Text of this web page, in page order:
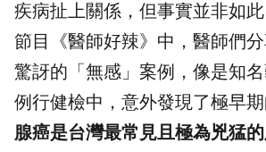
疾病扯上關係，但事實並非如
節目《醫師好辣》中，醫師們
驚訝的「無感」案例，像是知
例行健檢中，意外發現了極早
腺癌是台灣最常見且極為兇猛